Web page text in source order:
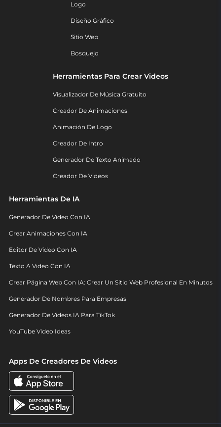
Logo
Diseño Gráfico
Sitio Web
Bosquejo
Herramientas Para Crear Videos
Visualizador De Música Gratuito
Creador De Animaciones
Animación De Logo
Creador De Intro
Generador De Texto Animado
Creador De Videos
Herramientas De IA
Generador De Video Con IA
Crear Animaciones Con IA
Editor De Video Con IA
Texto A Video Con IA
Crear Página Web Con IA: Crear Un Sitio Web Profesional En Minutos
Generador De Nombres Para Empresas
Generador De Videos IA Para TikTok
YouTube Video Ideas
Apps De Creadores De Videos